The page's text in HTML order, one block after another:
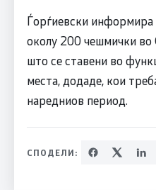
Ѓорѓиевски
околу 200 чешмички во
што се ставени во
места, додаде, кои
наредниов период.
СПОДЕЛИ: